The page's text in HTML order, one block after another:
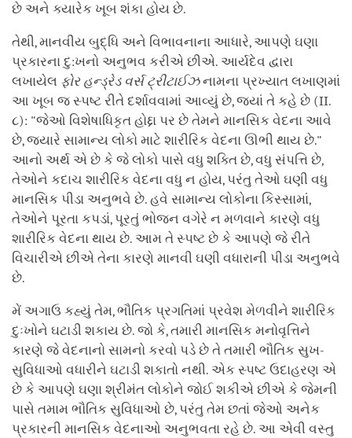
છે અને ક્યારેક ખૂબ શંકા હોય છે.
તેથી, માનવીય બુદ્ધિ અને વિભાવનાના આધારે, આપણે ઘણા
પ્રકારના દુ:ખનો અનુભવ કરીએ છીએ. આર્યદેવ દ્વારા
લખાયેલ ફોર હન્ડ્રેડ વર્સ ટ્રીટાઈઝનામના પ્રખ્યાત લખાણમાં
આ ખૂબ જ સ્પષ્ટ રીતે દર્શાવવામાં આવ્યું છે, જ્યાં તે કહે છે (II.
૮): "જેઓ વિશેષાધિકૃત હોદ્દા પર છે તેમને માનસિક વેદના આવે
છે, જ્યારે સામાન્ય લોકો માટે શારીરિક વેદના ઊભી થાય છે."
આનો અર્થ એ છે કે જે લોકો પાસે વધુ શક્તિ છે, વધુ સંપત્તિ છે,
તેઓને કદાચ શારીરિક વેદના વધુ ન હોય, પરંતુ તેઓ ઘણી વધુ
માનસિક પીડા અનુભવે છે. હવે સામાન્ય લોકોના કિસ્સામાં,
તેઓને પૂરતા કપડાં, પૂરતું ભોજન વગેરે ન મળવાને કારણે વધુ
શારીરિક વેદના થાય છે. આમ તે સ્પષ્ટ છે કે આપણે જે રીતે
વિચારીએ છીએ તેના કારણે માનવી ઘણી વધારાની પીડા અનુભવે
છે.
મેં અગાઉ કહ્યું તેમ, ભૌતિક પ્રગતિમાં પ્રવેશ મેળવીને શારીરિક
દુઃખોને ઘટાડી શકાય છે. જો કે, તમારી માનસિક મનોવૃત્તિને
કારણે જે વેદનાનો સામનો કરવો પડે છે તે તમારી ભૌતિક સુખ-
સુવિધાઓ વધારીને ઘટાડી શકાતો નથી. એક સ્પષ્ટ ઉદાહરણ એ
છે કે આપણે ઘણા શ્રીમંત લોકોને જોઈ શકીએ છીએ કે જેમની
પાસે તમામ ભૌતિક સુવિધાઓ છે, પરંતુ તેમ છતાં જેઓ અનેક
પ્રકારની માનસિક વેદનાઓ અનુભવતા રહે છે. આ એવી વસ્તુ